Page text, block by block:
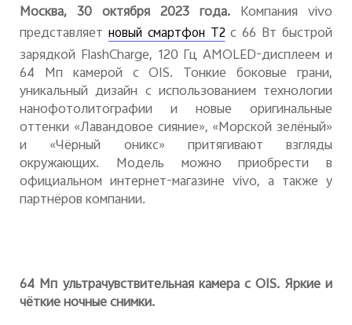
Москва, 30 октября 2023 года. Компания vivo
представляет новый смартфон T2с 66 Вт быстрой
зарядкой FlashCharge, 120 Гц AMOLED-дисплеем и
64 Мп камерой с OIS. Тонкие боковые грани,
уникальный дизайн с использованием технологии
нанофотолитографии и новые оригинальные
оттенки «Лавандовое сияние», «Морской зелёный»
и «Чёрный оникс» притягивают взгляды
окружающих. Модель можно приобрести в
официальном интернет-магазине vivo, а также у
партнёров компании.
64 Мп ультрачувствительная камера с OIS. Яркие и
чёткие ночные снимки.